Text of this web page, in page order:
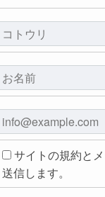
サイトの規約と
送信します。